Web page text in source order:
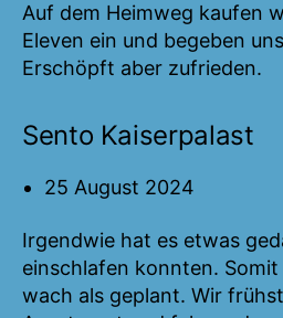
Auf dem Heimweg kaufen
Eleven ein und begeben
Erschöpft aber zufrieden.
Sento Kaiserpalast
25 August 2024
Irgendwie hat es etwas
einschlafen konnten.
wach als geplant. Wir